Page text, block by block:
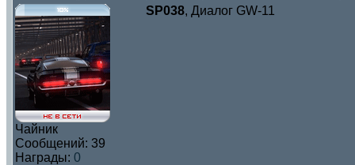
Чайник
Сообщений: 39
Награды: 0
SP038, Диалог GW-11